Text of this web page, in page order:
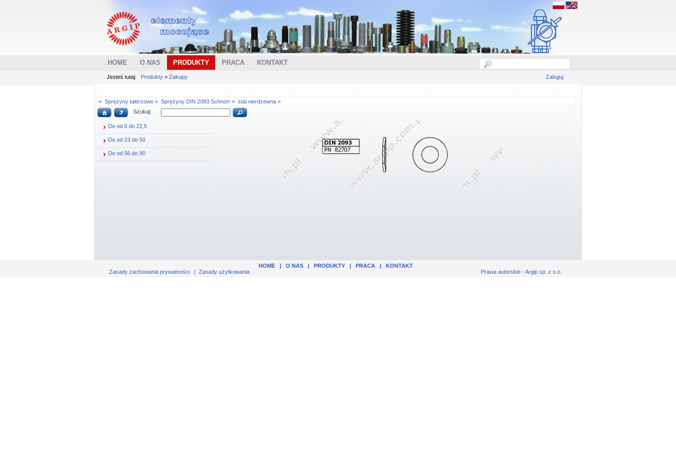
HOME O NAS PRODUKTY PRACA KONTAKT
Jesteś tutaj: Produkty > Zakupy Zaloguj
» Sprężyny talerzowe » Sprężyny DIN 2093 Schnorr » stal nierdzewna »
Szukaj:
De od 6 do 22,5
De od 23 do 50
De od 56 do 90
HOME| O NAS| PRODUKTY| PRACA| KONTAKT
Zasady zachowania prywatności | Zasady użytkowania Prawa autorskie - Argip sp. z o.o.